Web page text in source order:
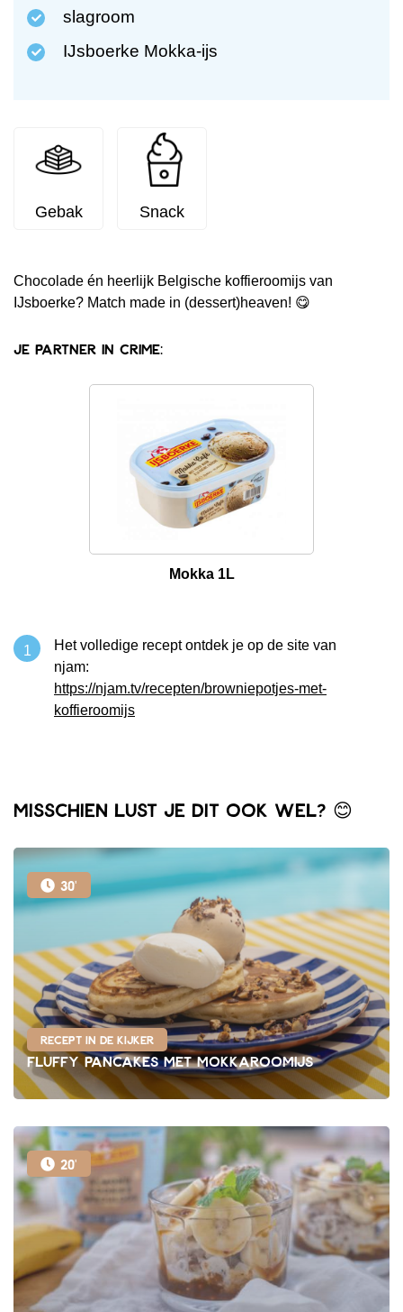
slagroom
IJsboerke Mokka-ijs
Gebak Snack
Chocolade én heerlijk Belgische koffieroomijs van
IJsboerke? Match made in (dessert)heaven! 😋
Je partner in crime:
Mokka 1L
Het volledige recept ontdek je op de site van
njam:
https://njam.tv/recepten/browniepotjes-met-
koffieroomijs
Misschien lust je dit ook wel? 😊
30'
Recept in de kijker
Fluffy pancakes met mokkaroomijs
20'